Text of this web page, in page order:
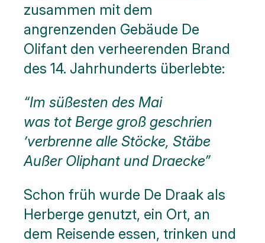
zusammen mit dem
angrenzenden Gebäude De
Olifant den verheerenden Brand
des 14. Jahrhunderts überlebte:
“Im süßesten des Mai
was tot Berge groß geschrien
’verbrenne alle Stöcke, Stäbe
Außer Oliphant und Draecke”
Schon früh wurde De Draak als
Herberge genutzt, ein Ort, an
dem Reisende essen, trinken und